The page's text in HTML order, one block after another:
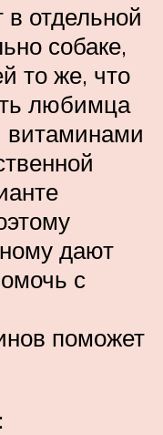
в отдельной
собаке,
то же, что
любимца
дают
с
поможет